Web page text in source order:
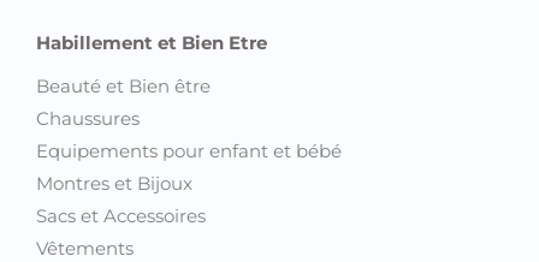
Habillement et Bien Etre
Beauté et Bien être
Chaussures
Equipements pour enfant et bébé
Montres et Bijoux
Sacs et Accessoires
Vêtements